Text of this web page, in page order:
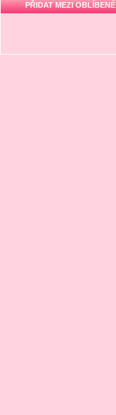
PŘIDAT MEZI OBLÍBENÉ